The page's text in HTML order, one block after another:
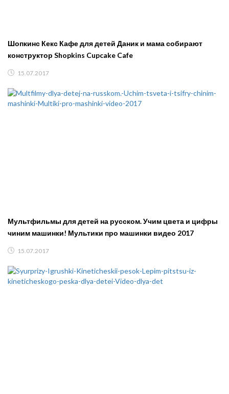
Шопкинс Кекс Кафе для детей Даник и мама собирают
конструктор Shopkins Cupcake Cafe
15.07.2017
Мультфильмы для детей на русском. Учим цвета и цифры
чиним машинки! Мультики про машинки видео 2017
15.07.2017